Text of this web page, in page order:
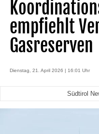
empfiehlt
Gasreserven
Dienstag, 21. April 2026 | 16:01 Uhr
Südtirol